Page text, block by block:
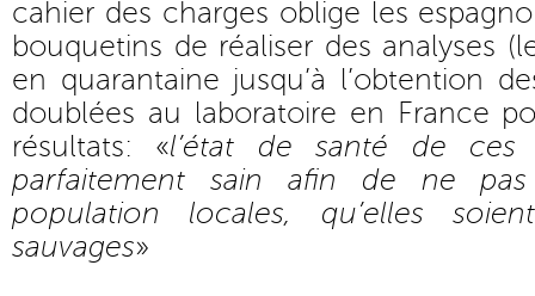
cahier des charges oblige les
bouquetins de réaliser des analyses
en quarantaine jusqu’à l’obtention
doublées au laboratoire en France
résultats: «l’état de santé de ces
parfaitement sain afin de ne
population locales, qu’elles
sauvages»